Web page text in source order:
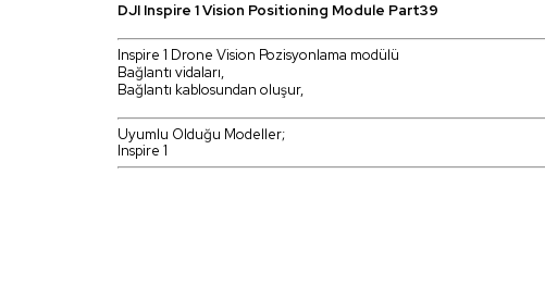
DJI Inspire 1 Vision Positioning Module Part39
Inspire 1 Drone Vision Pozisyonlama modülü
Bağlantı vidaları,
Bağlantı kablosundan oluşur,
Uyumlu Olduğu Modeller;
Inspire 1